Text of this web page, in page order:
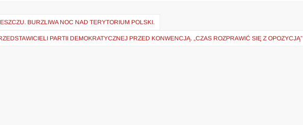
BURZLIWA NOC NAD TERYTORIUM POLSKI.
PARTII DEMOKRATYCZNEJ PRZED KONWENCJĄ. „CZAS ROZPRAWIĆ SIĘ Z OPOZYCJĄ”